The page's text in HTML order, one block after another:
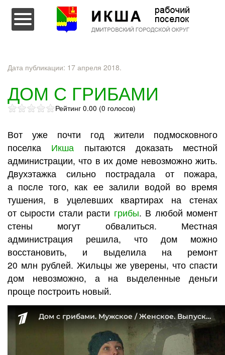
Перейти к содержимому
Дата публикации: 17 апреля 2018.
ДОМ С ГРИБАМИ
Рейтинг 0.00 (0 голосов)
Вот уже почти год жители подмосковного
поселка Икша пытаются доказать местной
администрации, что в их доме невозможно жить.
Двухэтажка сильно пострадала от пожара,
а после того, как ее залили водой во время
тушения, в уцелевших квартирах на стенах
от сырости стали расти грибы. В любой момент
стены могут обвалиться. Местная
администрация решила, что дом можно
восстановить, и выделила на ремонт
20 млн рублей. Жильцы же уверены, что спасти
дом невозможно, а на выделенные деньги
проще построить новый.